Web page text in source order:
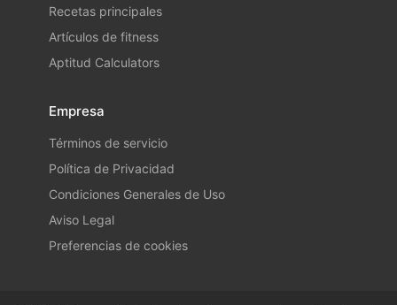
Recetas principales
Artículos de fitness
Aptitud Calculators
Empresa
Términos de servicio
Política de Privacidad
Condiciones Generales de Uso
Aviso Legal
Preferencias de cookies